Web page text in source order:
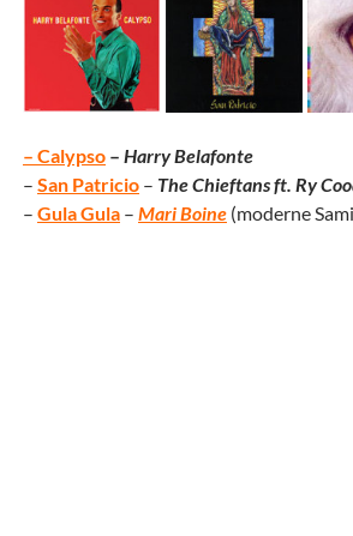
– Calypso – Harry Belafonte
– San Patricio – The Chieftans ft. Ry
– Gula Gula – Mari Boine (moderne Sami